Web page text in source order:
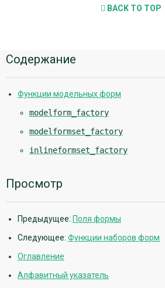
BACK TO TOP
Дополнительная
информация
Содержание
Функции модельных форм
modelform_factory
modelformset_factory
inlineformset_factory
Просмотр
Предыдущее: Поля формы
Следующее: Функции наборов форм
Оглавление
Алфавитный указатель